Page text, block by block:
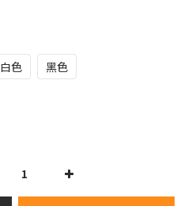
白色 黑色